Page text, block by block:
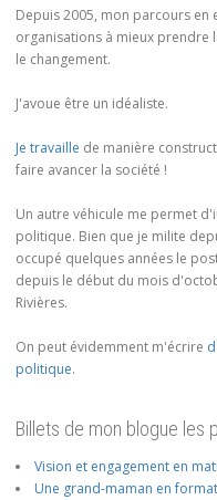
Depuis 2005, mon parcours
organisations à mieux prendre
le changement.
J'avoue être un idéaliste.
Je travaille de manière
faire avancer la société !
Un autre véhicule me permet
politique. Bien que je milite
occupé quelques années le
depuis le début du mois
Rivières.
On peut évidemment m'écrire
politique.
Billets de mon blogue les
Vision et engagement en
Une grand-maman en